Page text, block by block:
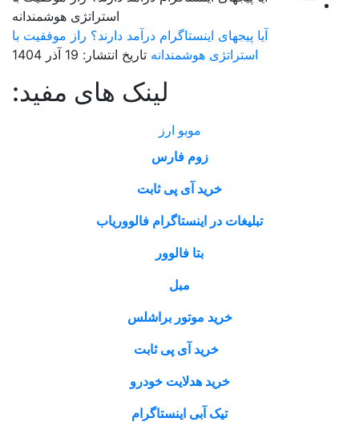
آیا پیجهای اینستاگرام درآمد دارند؟ راز موفقیت با
استراتژی هوشمندانه تاریخ انتشار: 19 آذر 1404
لینک های مفید:
موبو ارز
زوم فارس
خرید آی پی ثابت
تبلیغات در اینستاگرام فالووریاب
بتا فالوور
خرید موتور براشلس
خرید آی پی ثابت
خرید هدلایت خودرو
تیک آبی اینستاگرام